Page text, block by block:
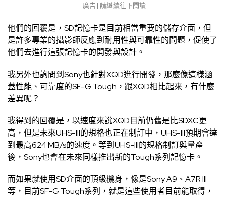
[廣告] 請繼續往下閱讀
他們的回覆是，SD記憶卡是目前相當重要的儲存介面，但
是許多專業的攝影師反應到耐用性與可靠性的問題，促使了
他們去進行這張記憶卡的開發與設計。
我另外也詢問到Sony也針對XQD進行開發，那麼像這樣涵
蓋性能、可靠度的SF-G Tough，跟XQD相比起來，有什麼
差異呢？
我得到的回覆是，以速度來說XQD目前仍舊是比SDXC更
高，但是未來UHS-III的規格也正在制訂中，UHS-III預期會達
到最高624 MB/s的速度。等到UHS-III的規格制訂與量產
後，Sony也會在未來同樣推出新的Tough系列記憶卡。
而如果就使用SD介面的頂級機身，像是Sony A9、A7R III
等，目前SF-G Tough系列，就是這些使用者目前能取得，